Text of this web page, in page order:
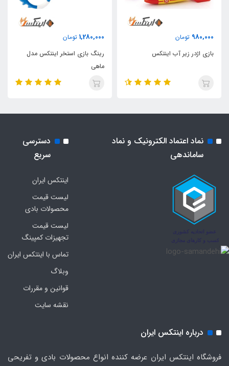
980,000 تومان
بازی اژدر زیر آب اینتکس
1,280,000 تومان
رینگ بازی استخر اینتکس مدل
ماهی
نماد اعتماد الکترونیک و نماد
ساماندهی
دسترسی
سریع
اینتکس ایران
لیست قیمت
محصولات بادی
لیست قیمت
تجهیزات کمپینگ
تماس با اینتکس ایران
وبلاگ
قوانین و مقررات
نقشه سایت
درباره اینتکس ایران
فروشگاه اینتکس ایران عرضه کننده انواع محصولات بادی و تفریحی